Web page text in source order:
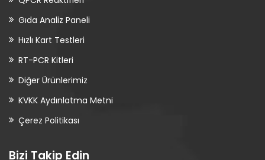
Gıda Analiz Paneli
Hızlı Kart Testleri
RT-PCR Kitleri
Diğer Ürünlerimiz
KVKK Aydınlatma Metni
Çerez Politikası
Bizi Takip Edin